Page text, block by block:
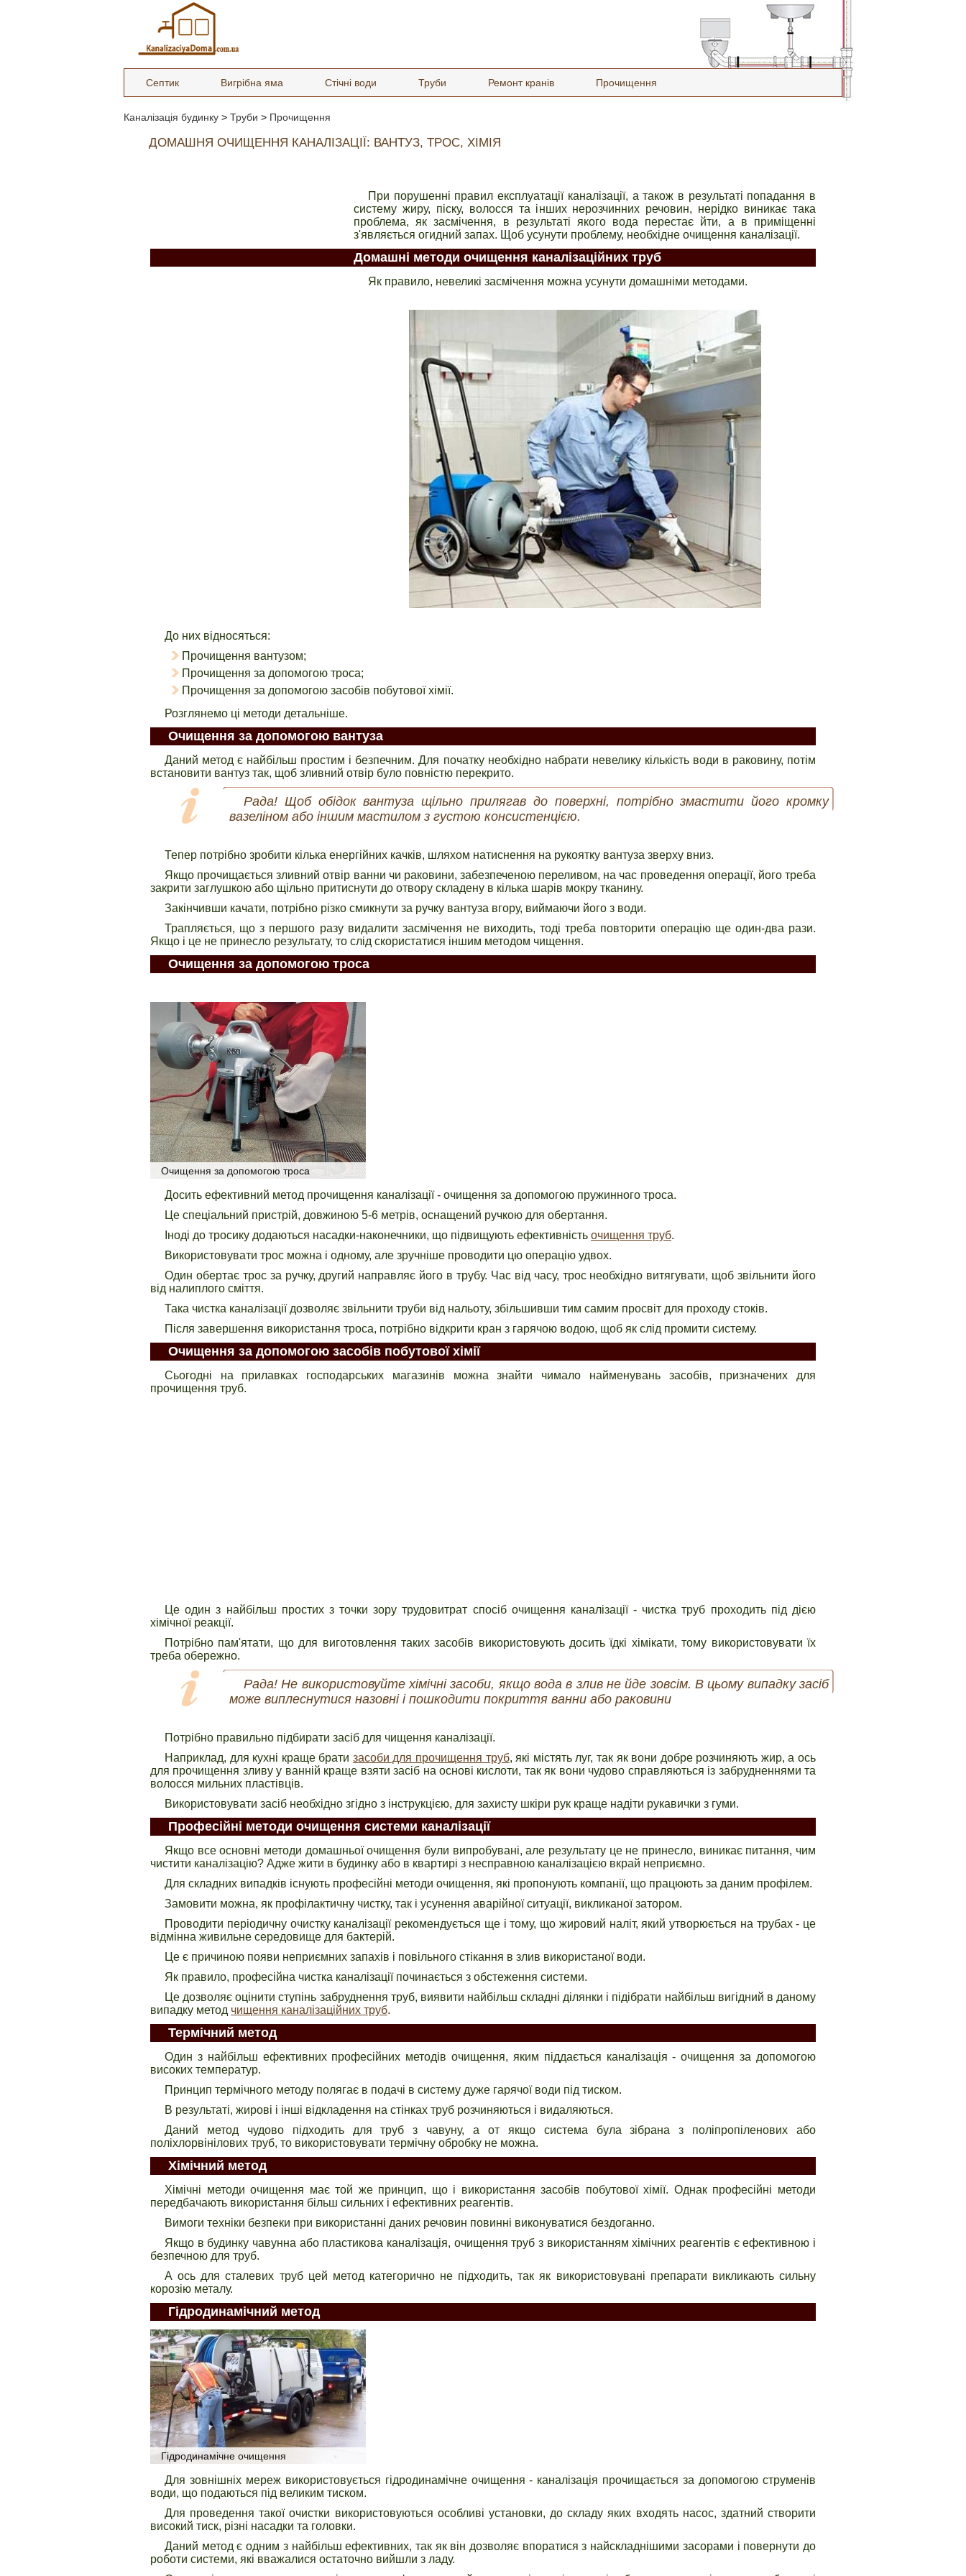
Септик Вигрібна яма Стічні води Труби Ремонт кранів Прочищення
Каналізація будинку > Труби > Прочищення
ДОМАШНЯ ОЧИЩЕННЯ КАНАЛІЗАЦІЇ: ВАНТУЗ, ТРОС, ХІМІЯ
При порушенні правил експлуатації каналізації, а також в результаті попадання в
систему жиру, піску, волосся та інших нерозчинних речовин, нерідко виникає така
проблема, як засмічення, в результаті якого вода перестає йти, а в приміщенні
з'являється огидний запах. Щоб усунути проблему, необхідне очищення каналізації.
Домашні методи очищення каналізаційних труб
Як правило, невеликі засмічення можна усунути домашніми методами.
До них відносяться:
Прочищення вантузом;
Прочищення за допомогою троса;
Прочищення за допомогою засобів побутової хімії.
Розглянемо ці методи детальніше.
Очищення за допомогою вантуза
Даний метод є найбільш простим і безпечним. Для початку необхідно набрати невелику кількість води в раковину, потім
встановити вантуз так, щоб зливний отвір було повністю перекрито.
Рада! Щоб обідок вантуза щільно прилягав до поверхні, потрібно змастити його кромку
вазеліном або іншим мастилом з густою консистенцією.
Тепер потрібно зробити кілька енергійних качків, шляхом натиснення на рукоятку вантуза зверху вниз.
Якщо прочищається зливний отвір ванни чи раковини, забезпеченою переливом, на час проведення операції, його треба
закрити заглушкою або щільно притиснути до отвору складену в кілька шарів мокру тканину.
Закінчивши качати, потрібно різко смикнути за ручку вантуза вгору, виймаючи його з води.
Трапляється, що з першого разу видалити засмічення не виходить, тоді треба повторити операцію ще один-два рази.
Якщо і це не принесло результату, то слід скористатися іншим методом чищення.
Очищення за допомогою троса
Очищення за допомогою троса
Досить ефективний метод прочищення каналізації - очищення за допомогою пружинного троса.
Це спеціальний пристрій, довжиною 5-6 метрів, оснащений ручкою для обертання.
Іноді до тросику додаються насадки-наконечники, що підвищують ефективність очищення труб.
Використовувати трос можна і одному, але зручніше проводити цю операцію удвох.
Один обертає трос за ручку, другий направляє його в трубу. Час від часу, трос необхідно витягувати, щоб звільнити його
від налиплого сміття.
Така чистка каналізації дозволяє звільнити труби від нальоту, збільшивши тим самим просвіт для проходу стоків.
Після завершення використання троса, потрібно відкрити кран з гарячою водою, щоб як слід промити систему.
Очищення за допомогою засобів побутової хімії
Сьогодні на прилавках господарських магазинів можна знайти чимало найменувань засобів, призначених для
прочищення труб.
Це один з найбільш простих з точки зору трудовитрат спосіб очищення каналізації - чистка труб проходить під дією
хімічної реакції.
Потрібно пам'ятати, що для виготовлення таких засобів використовують досить їдкі хімікати, тому використовувати їх
треба обережно.
Рада! Не використовуйте хімічні засоби, якщо вода в злив не йде зовсім. В цьому випадку засіб
може виплеснутися назовні і пошкодити покриття ванни або раковини
Потрібно правильно підбирати засіб для чищення каналізації.
Наприклад, для кухні краще брати засоби для прочищення труб, які містять луг, так як вони добре розчиняють жир, а ось
для прочищення зливу у ванній краще взяти засіб на основі кислоти, так як вони чудово справляються із забрудненнями та
волосся мильних пластівців.
Використовувати засіб необхідно згідно з інструкцією, для захисту шкіри рук краще надіти рукавички з гуми.
Професійні методи очищення системи каналізації
Якщо все основні методи домашньої очищення були випробувані, але результату це не принесло, виникає питання, чим
чистити каналізацію? Адже жити в будинку або в квартирі з несправною каналізацією вкрай неприємно.
Для складних випадків існують професійні методи очищення, які пропонують компанії, що працюють за даним профілем.
Замовити можна, як профілактичну чистку, так і усунення аварійної ситуації, викликаної затором.
Проводити періодичну очистку каналізації рекомендується ще і тому, що жировий наліт, який утворюється на трубах - це
відмінна живильне середовище для бактерій.
Це є причиною появи неприємних запахів і повільного стікання в злив використаної води.
Як правило, професійна чистка каналізації починається з обстеження системи.
Це дозволяє оцінити ступінь забруднення труб, виявити найбільш складні ділянки і підібрати найбільш вигідний в даному
випадку метод чищення каналізаційних труб.
Термічний метод
Один з найбільш ефективних професійних методів очищення, яким піддається каналізація - очищення за допомогою
високих температур.
Принцип термічного методу полягає в подачі в систему дуже гарячої води під тиском.
В результаті, жирові і інші відкладення на стінках труб розчиняються і видаляються.
Даний метод чудово підходить для труб з чавуну, а от якщо система була зібрана з поліпропіленових або
поліхлорвінілових труб, то використовувати термічну обробку не можна.
Хімічний метод
Хімічні методи очищення має той же принцип, що і використання засобів побутової хімії. Однак професійні методи
передбачають використання більш сильних і ефективних реагентів.
Вимоги техніки безпеки при використанні даних речовин повинні виконуватися бездоганно.
Якщо в будинку чавунна або пластикова каналізація, очищення труб з використанням хімічних реагентів є ефективною і
безпечною для труб.
А ось для сталевих труб цей метод категорично не підходить, так як використовувані препарати викликають сильну
корозію металу.
Гідродинамічний метод
Гідродинамічне очищення
Для зовнішніх мереж використовується гідродинамічне очищення - каналізація прочищається за допомогою струменів
води, що подаються під великим тиском.
Для проведення такої очистки використовуються особливі установки, до складу яких входять насос, здатний створити
високий тиск, різні насадки та головки.
Даний метод є одним з найбільш ефективних, так як він дозволяє впоратися з найскладнішими засорами і повернути до
роботи системи, які вважалися остаточно вийшли з ладу.